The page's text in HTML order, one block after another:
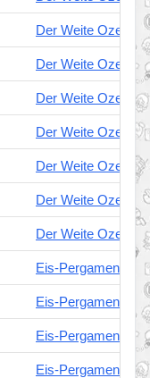
Der Weite Ozean
Der Weite Ozean
Der Weite Ozean
Der Weite Ozean
Der Weite Ozean
Der Weite Ozean
Der Weite Ozean
Eis-Pergamenton-
Eis-Pergamenton-
Eis-Pergamenton-
Eis-Pergamenton-